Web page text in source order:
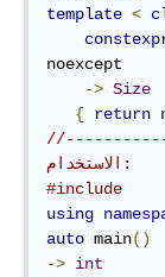
template <
noexcept
-> Size
{ return
الاستخدام:
#include
using
auto main()
-> int